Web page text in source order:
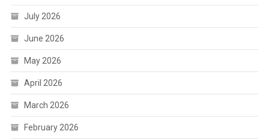
July 2026
June 2026
May 2026
April 2026
March 2026
February 2026